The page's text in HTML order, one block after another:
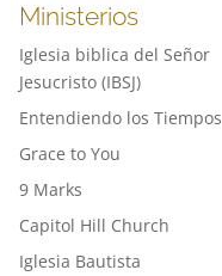
Ministerios
Iglesia biblica del Señor
Jesucristo (IBSJ)
Entendiendo los Tiempos
Grace to You
9 Marks
Capitol Hill Church
Iglesia Bautista